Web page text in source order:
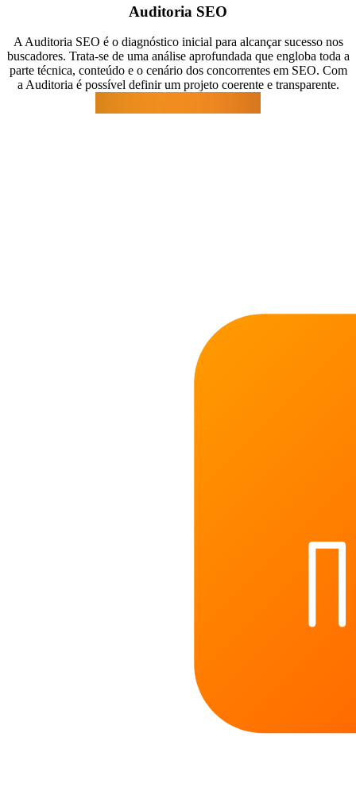
Auditoria SEO
A Auditoria SEO é o diagnóstico inicial para alcançar sucesso nos
buscadores. Trata-se de uma análise aprofundada que engloba toda a
parte técnica, conteúdo e o cenário dos concorrentes em SEO. Com
a Auditoria é possível definir um projeto coerente e transparente.